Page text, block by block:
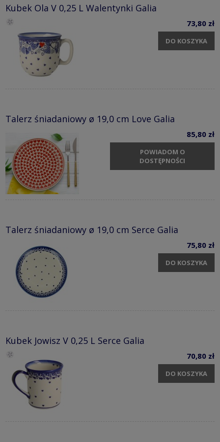
Kubek Ola V 0,25 L Walentynki Galia
73,80 zł
DO KOSZYKA
Talerz śniadaniowy ø 19,0 cm Love Galia
85,80 zł
POWIADOM O
DOSTĘPNOŚCI
Talerz śniadaniowy ø 19,0 cm Serce Galia
75,80 zł
DO KOSZYKA
Kubek Jowisz V 0,25 L Serce Galia
70,80 zł
DO KOSZYKA